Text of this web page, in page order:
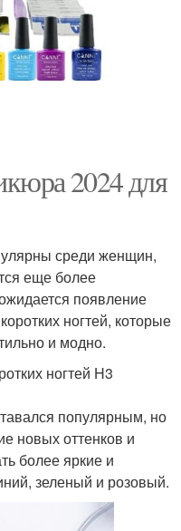
2024 для
среди женщин,
еще более
появление
ногтей, которые
и модно.
ногтей H3
популярным, но
новых оттенков и
более яркие и
зеленый и розовый.